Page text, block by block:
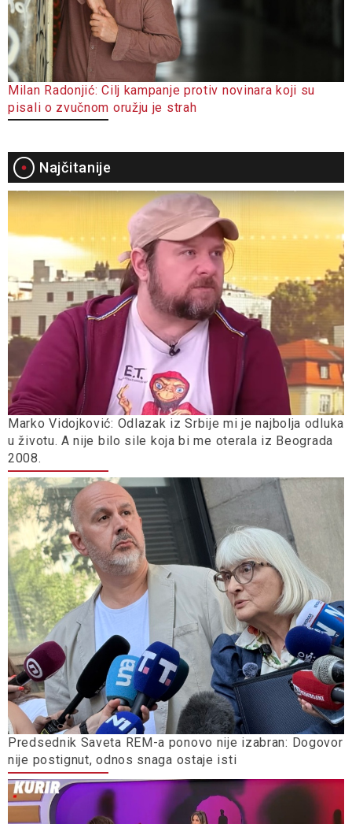
Milan Radonjić: Cilj kampanje protiv novinara koji su
pisali o zvučnom oružju je strah
Najčitanije
Marko Vidojković: Odlazak iz Srbije mi je najbolja odluka
u životu. A nije bilo sile koja bi me oterala iz Beograda
2008.
Predsednik Saveta REM-a ponovo nije izabran: Dogovor
nije postignut, odnos snaga ostaje isti